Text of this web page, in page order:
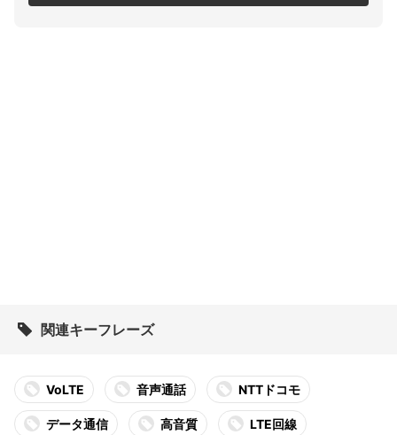
関連キーフレーズ
VoLTE 音声通話 NTTドコモ
データ通信 高音質 LTE回線